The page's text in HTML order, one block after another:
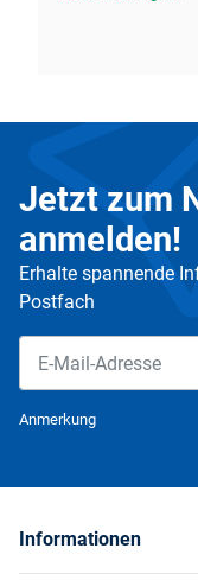
Jetzt zum
anmelden!
Erhalte spannende
Postfach
Anmerkung
Informationen